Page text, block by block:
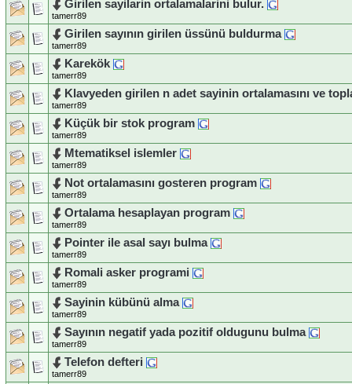
Girilen sayilarin ortalamalarini bulur.
tamerr89
Girilen sayının girilen üssünü buldurma
tamerr89
Karekök
tamerr89
Klavyeden girilen n adet sayinin ortalamasını ve
tamerr89
Küçük bir stok program
tamerr89
Mtematiksel islemler
tamerr89
Not ortalamasını gosteren program
tamerr89
Ortalama hesaplayan program
tamerr89
Pointer ile asal sayı bulma
tamerr89
Romali asker programi
tamerr89
Sayinin kübünü alma
tamerr89
Sayının negatif yada pozitif oldugunu bulma
tamerr89
Telefon defteri
tamerr89